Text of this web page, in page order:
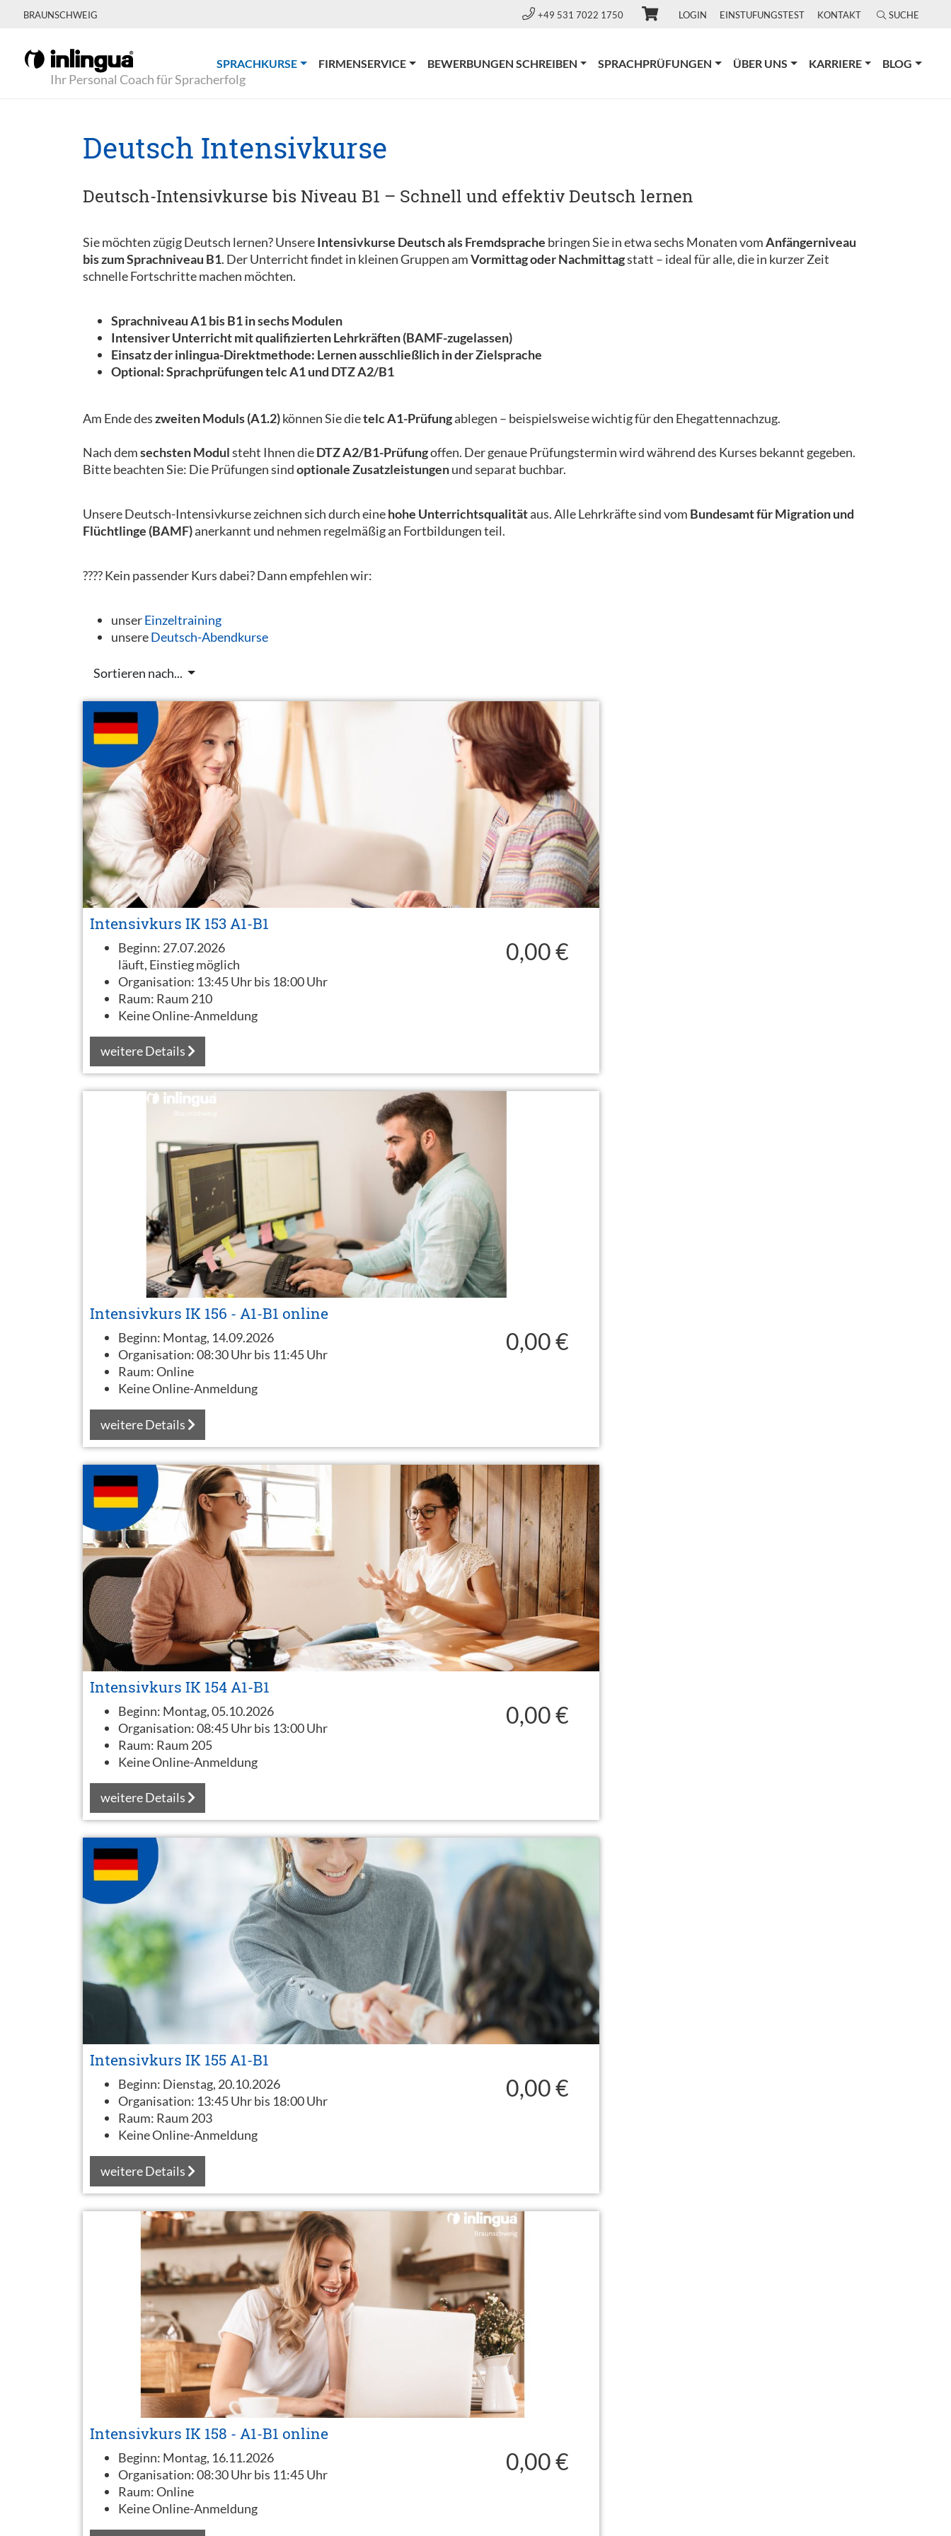
BRAUNSCHWEIG +49 531 7022 1750 LOGIN EINSTUFUNGSTEST KONTAKT SUCHE
Ihr Personal Coach für Spracherfolg
SPRACHKURSE(CURRENT)
FIRMENSERVICE BEWERBUNGEN SCHREIBEN SPRACHPRÜFUNGEN ÜBER UNS KARRIERE BLOG
Deutsch Intensivkurse
Deutsch-Intensivkurse bis Niveau B1 – Schnell und effektiv Deutsch lernen
Sie möchten zügig Deutsch lernen? UnsereIntensivkurse Deutsch als Fremdsprache bringen Sie in etwa sechs Monaten vomAnfängerniveau
bis zum Sprachniveau B1. Der Unterricht findet in kleinen Gruppen amVormittag oder Nachmittagstatt – ideal für alle, die in kurzer Zeit
schnelle Fortschritte machen möchten.
Sprachniveau A1 bis B1 in sechs Modulen
Intensiver Unterricht mit qualifizierten Lehrkräften (BAMF-zugelassen)
Einsatz der inlingua-Direktmethode: Lernen ausschließlich in der Zielsprache
Optional: Sprachprüfungen telc A1 und DTZ A2/B1
Am Ende deszweiten Moduls (A1.2)können Sie dietelc A1-Prüfungablegen – beispielsweise wichtig für den Ehegattennachzug.
Nach demsechsten Modulsteht Ihnen dieDTZ A2/B1-Prüfungoffen. Der genaue Prüfungstermin wird während des Kurses bekannt gegeben.
Bitte beachten Sie: Die Prüfungen sindoptionale Zusatzleistungenund separat buchbar.
Unsere Deutsch-Intensivkurse zeichnen sich durch einehohe Unterrichtsqualitätaus. Alle Lehrkräfte sind vom Bundesamt für Migration und
Flüchtlinge (BAMF)anerkannt und nehmen regelmäßig an Fortbildungen teil.
???? Kein passender Kurs dabei? Dann empfehlen wir:
unserEinzeltraining
unsereDeutsch-Abendkurse
Sortieren nach...
Intensivkurs IK 153 A1-B1
Beginn: 27.07.2026
läuft, Einstieg möglich
Organisation: 13:45 Uhr bis 18:00 Uhr
Raum: Raum 210
Keine Online-Anmeldung
0,00 €
weitere Details
Intensivkurs IK 156 - A1-B1 online
Beginn: Montag, 14.09.2026
Organisation:08:30 Uhr bis 11:45 Uhr
Raum:Online
Keine Online-Anmeldung
0,00 €
weitere Details
Intensivkurs IK 154 A1-B1
Beginn: Montag, 05.10.2026
Organisation:08:45 Uhr bis 13:00 Uhr
Raum: Raum 205
Keine Online-Anmeldung
0,00 €
weitere Details
Intensivkurs IK 155 A1-B1
Beginn: Dienstag, 20.10.2026
Organisation: 13:45 Uhr bis 18:00 Uhr
Raum: Raum 203
Keine Online-Anmeldung
0,00 €
weitere Details
Intensivkurs IK 158 - A1-B1 online
Beginn: Montag, 16.11.2026
Organisation:08:30 Uhr bis 11:45 Uhr
Raum:Online
Keine Online-Anmeldung
0,00 €